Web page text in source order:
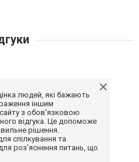
людей, які бажають
іншим
з обов'язковою
відгука. Це допоможе
рішення.
спілкування та
роз'яснення питань, що